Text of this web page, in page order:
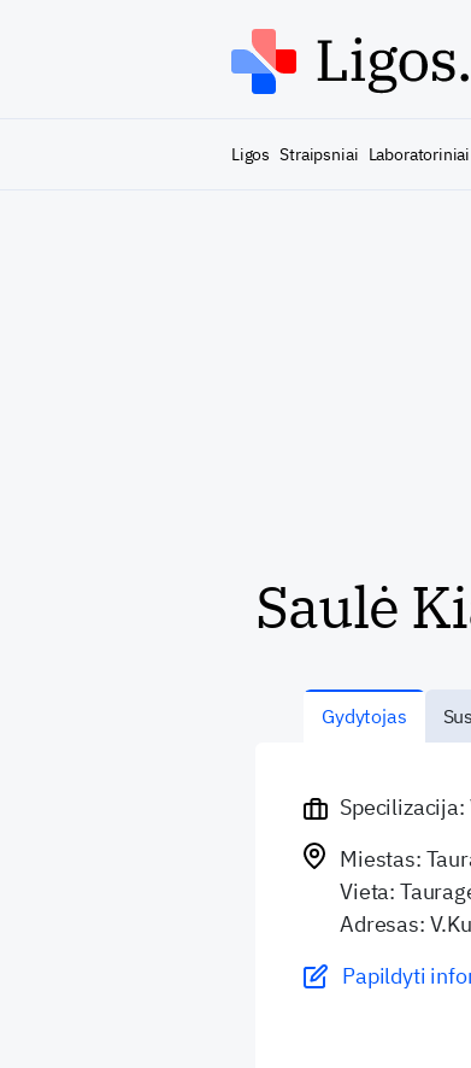
Ligos Straipsniai
Saulė
Gydytojas
Miestas:
Vieta:
Adresas:
Papildyti